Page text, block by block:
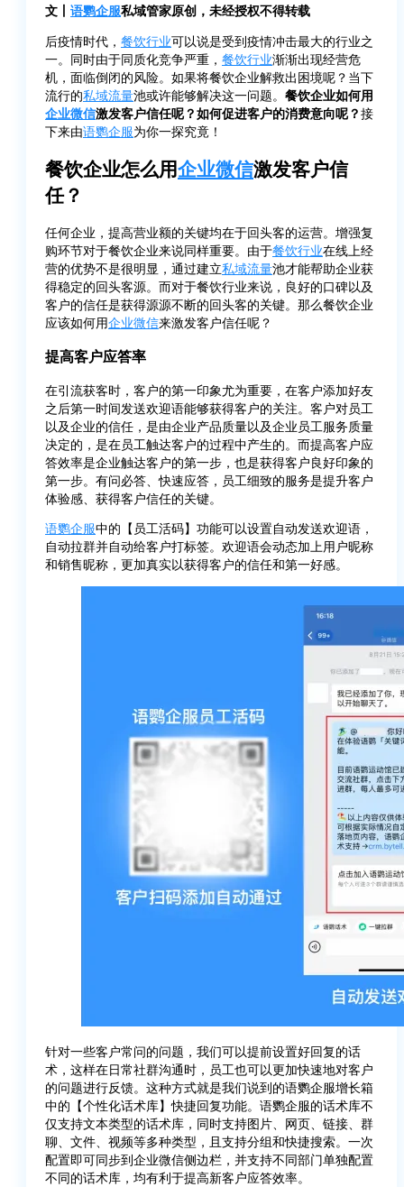
文丨 语鹦企服私域管家原创，未经授权不得转载
后疫情时代， 餐饮行业可以说是受到疫情冲击最大的行业之
一。同时由于同质化竞争严重， 餐饮行业渐渐出现经营危
机，面临倒闭的风险。如果将餐饮企业解救出困境呢？当下
流行的私域流量池或许能够解决这一问题。 餐饮企业如何用
企业微信激发客户信任呢？如何促进客户的消费意向呢？接
下来由语鹦企服为你一探究竟！
餐饮企业怎么用企业微信激发客户信
任？
任何企业，提高营业额的关键均在于回头客的运营。增强复
购环节对于餐饮企业来说同样重要。由于餐饮行业在线上经
营的优势不是很明显，通过建立私域流量池才能帮助企业获
得稳定的回头客源。而对于餐饮行业来说，良好的口碑以及
客户的信任是获得源源不断的回头客的关键。那么餐饮企业
应该如何用企业微信来激发客户信任呢？
提高客户应答率
在引流获客时，客户的第一印象尤为重要，在客户添加好友
之后第一时间发送欢迎语能够获得客户的关注。客户对员工
以及企业的信任，是由企业产品质量以及企业员工服务质量
决定的，是在员工触达客户的过程中产生的。而提高客户应
答效率是企业触达客户的第一步，也是获得客户良好印象的
第一步。有问必答、快速应答，员工细致的服务是提升客户
体验感、获得客户信任的关键。
语鹦企服中的【员工活码】功能可以设置自动发送欢迎语，
自动拉群并自动给客户打标签。欢迎语会动态加上用户昵称
和销售昵称，更加真实以获得客户的信任和第一好感。
针对一些客户常问的问题，我们可以提前设置好回复的话
术，这样在日常社群沟通时，员工也可以更加快速地对客户
的问题进行反馈。这种方式就是我们说到的语鹦企服增长箱
中的【个性化话术库】快捷回复功能。语鹦企服的话术库不
仅支持文本类型的话术库，同时支持图片、网页、链接、群
聊、文件、视频等多种类型，且支持分组和快捷搜索。一次
配置即可同步到企业微信侧边栏，并支持不同部门单独配置
不同的话术库，均有利于提高新客户应答效率。